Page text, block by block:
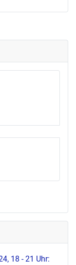
18 - 21 Uhr: